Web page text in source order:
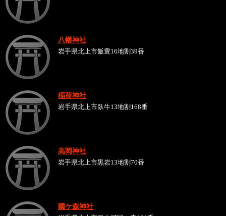
八幡神社
岩手県北上市飯豊16地割39番
稲荷神社
岩手県北上市臥牛13地割168番
高岡神社
岩手県北上市黒岩13地割70番
國ケ森神社